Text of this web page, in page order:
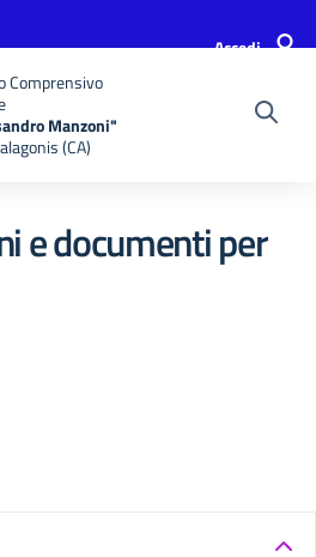
Accedi
Comprensivo
Manzoni"
(CA)
e documenti per